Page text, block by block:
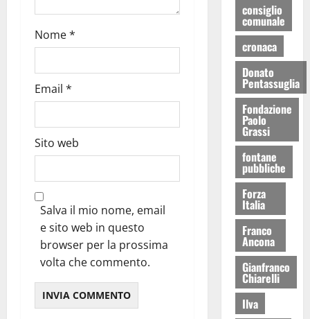
Nome*
Email *
Sito web
Salva il mio nome, email
e sito web in questo
browser per la prossima
volta che commento.
consiglio
comunale
cronaca
Donato
Pentassuglia
Fondazione
Paolo
Grassi
fontane
pubbliche
Forza
Italia
Franco
Ancona
Gianfranco
Chiarelli
Ilva